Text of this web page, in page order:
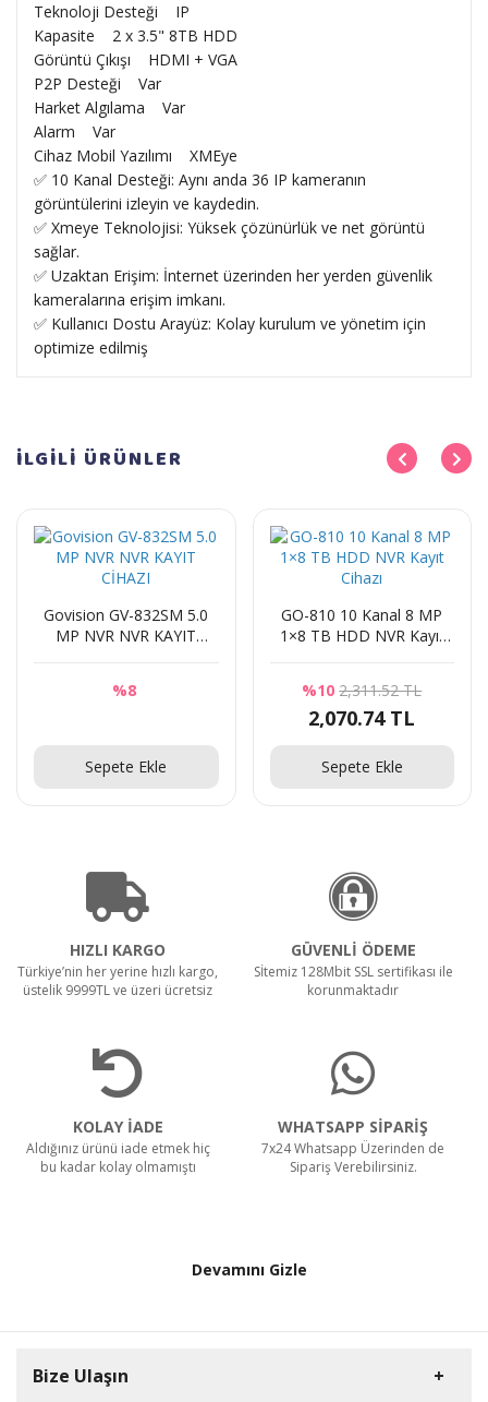
Teknoloji Desteği IP
Kapasite 2 x 3.5" 8TB HDD
Görüntü Çıkışı HDMI + VGA
P2P Desteği Var
Harket Algılama Var
Alarm Var
Cihaz Mobil Yazılımı XMEye
✅ 10 Kanal Desteği: Aynı anda 36 IP kameranın
görüntülerini izleyin ve kaydedin.
✅ Xmeye Teknolojisi: Yüksek çözünürlük ve net görüntü
sağlar.
✅ Uzaktan Erişim: İnternet üzerinden her yerden güvenlik
kameralarına erişim imkanı.
✅ Kullanıcı Dostu Arayüz: Kolay kurulum ve yönetim için
optimize edilmiş
İLGİLİ ÜRÜNLER
Govision GV-832SM 5.0
MP NVR NVR KAYIT
%8
Sepete Ekle
GO-810 10 Kanal 8 MP
1×8 TB HDD NVR Kayıt
%10 2,311.52 TL
2,070.74 TL
Sepete Ekle
HIZLI KARGO
Türkiye’nin her yerine hızlı kargo,
üstelik 9999TL ve üzeri ücretsiz
GÜVENLİ ÖDEME
Sİtemiz 128Mbit SSL sertifikası ile
korunmaktadır
KOLAY İADE
Aldığınız ürünü iade etmek hiç
bu kadar kolay olmamıştı
WHATSAPP SİPARİŞ
7x24 Whatsapp Üzerinden de
Sipariş Verebilirsiniz.
Devamını Gizle
Bize Ulaşın